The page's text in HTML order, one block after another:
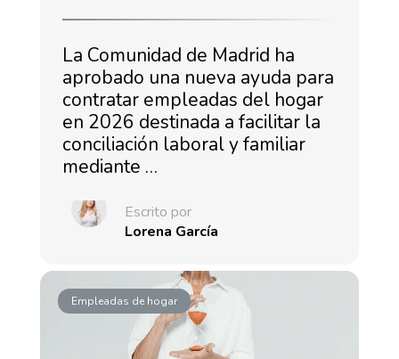
La Comunidad de Madrid ha
aprobado una nueva ayuda para
contratar empleadas del hogar
en 2026 destinada a facilitar la
conciliación laboral y familiar
mediante …
Escrito por
Lorena García
Empleadas de hogar